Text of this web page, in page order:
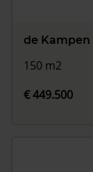
de Kampen
150 m2
€ 449.500